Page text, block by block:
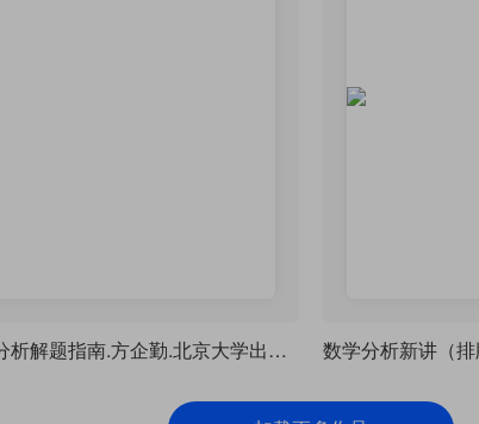
数学分析解题指南.方企勤.北京大学出版社,2003，排版练习 数学分析新讲（排